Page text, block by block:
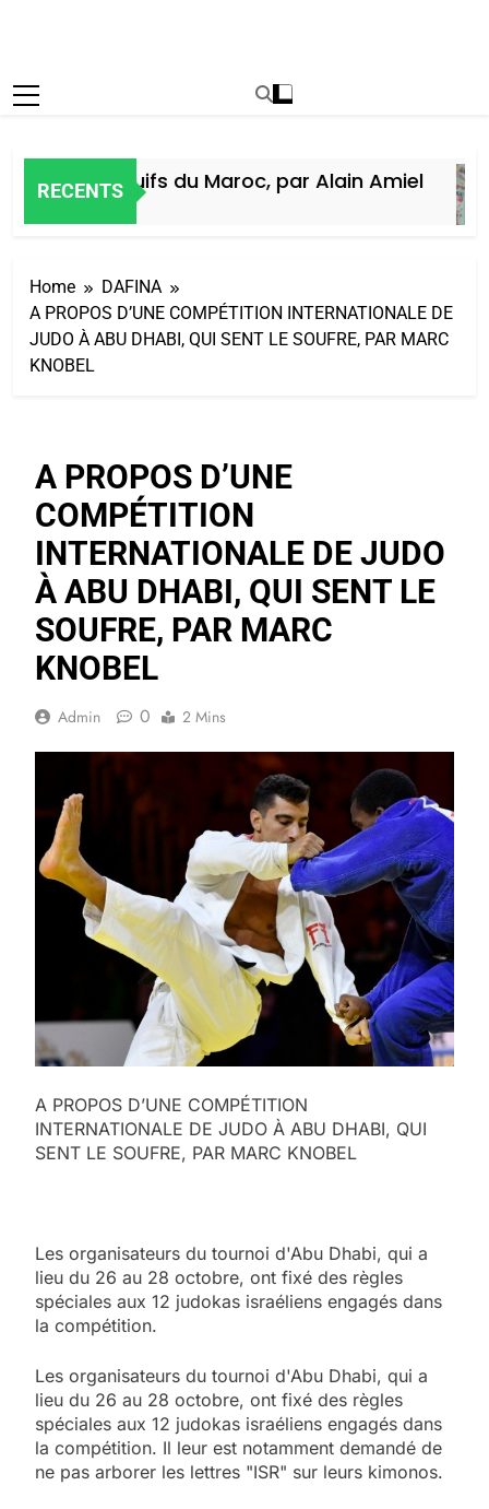
RECENTS
des Juifs du Maroc, par Alain Amiel
Home
DAFINA
A PROPOS D’UNE COMPÉTITION INTERNATIONALE DE
JUDO À ABU DHABI, QUI SENT LE SOUFRE, PAR MARC
KNOBEL
A PROPOS D’UNE
COMPÉTITION
INTERNATIONALE DE JUDO
À ABU DHABI, QUI SENT LE
SOUFRE, PAR MARC
KNOBEL
Admin 0 2 Mins
A PROPOS D’UNE COMPÉTITION
INTERNATIONALE DE JUDO À ABU DHABI, QUI
SENT LE SOUFRE, PAR MARC KNOBEL
Les organisateurs du tournoi d'Abu Dhabi, qui a
lieu du 26 au 28 octobre, ont fixé des règles
spéciales aux 12 judokas israéliens engagés dans
la compétition.
Les organisateurs du tournoi d'Abu Dhabi, qui a
lieu du 26 au 28 octobre, ont fixé des règles
spéciales aux 12 judokas israéliens engagés dans
la compétition. Il leur est notamment demandé de
ne pas arborer les lettres "ISR" sur leurs kimonos.